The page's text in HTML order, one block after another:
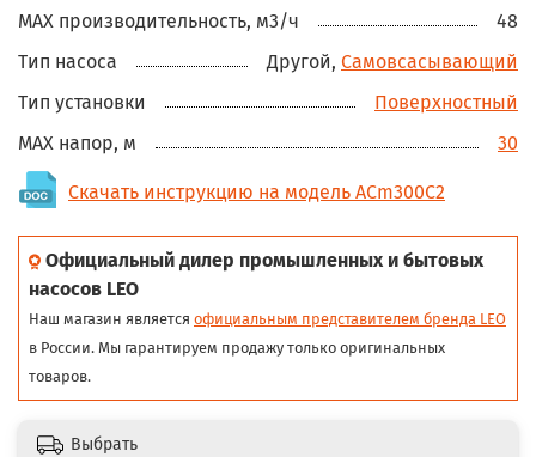
MAX производительность, м3/ч
48
Тип насоса
Другой, Самовсасывающий
Тип установки
Поверхностный
MAX напор, м
30
Скачать инструкцию на модель ACm300C2
Официальный дилер промышленных и бытовых
насосов LEO
Наш магазин является официальным представителем бренда LEO
в России. Мы гарантируем продажу только оригинальных
товаров.
Выбрать